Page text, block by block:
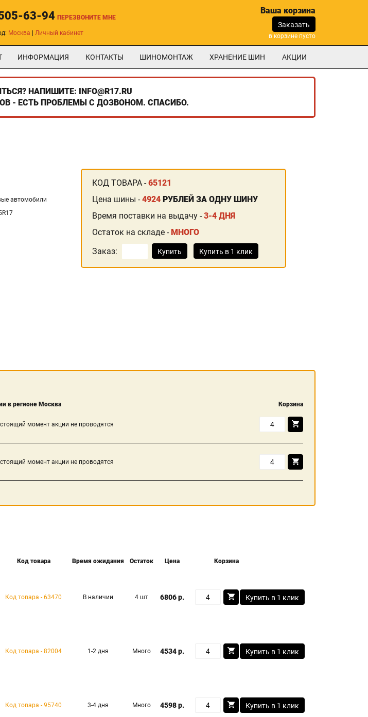
63-94 ПЕРЕЗВОНИТЕ МНЕ
Москва Личный кабинет
Ваша корзина
Заказать
в корзине пусто
ИНФОРМАЦИЯ КОНТАКТЫ ШИНОМОНТАЖ ХРАНЕНИЕ ШИН АКЦИИ
НАПИШИТЕ: INFO@R17.RU
- ЕСТЬ ПРОБЛЕМЫ С ДОЗВОНОМ. СПАСИБО.
автомобили
КОД ТОВАРА -65121
Цена шины -4924 РУБЛЕЙ ЗА ОДНУ ШИНУ
Время поставки на выдачу -3-4 ДНЯ
Остаток на складе -МНОГО
Заказ:
Купить Купить в 1 клик
в регионе Москва Корзина
момент акции не проводятся
момент акции не проводятся
Код товара Время ожидания Остаток Цена Корзина
Код товара - 63470 В наличии 4 шт 6806 р. Купить в 1 клик
Код товара - 82004 1-2 дня Много 4534 р. Купить в 1 клик
Код товара - 95740 3-4 дня Много 4598 р. Купить в 1 клик